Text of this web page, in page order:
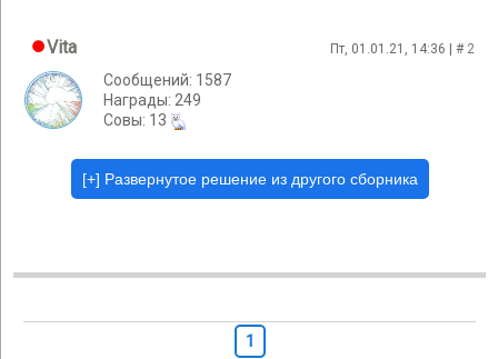
Vita Пт, 01.01.21, 14:36 | # 2
Сообщений: 1587
Награды: 249
Cовы: 13
1